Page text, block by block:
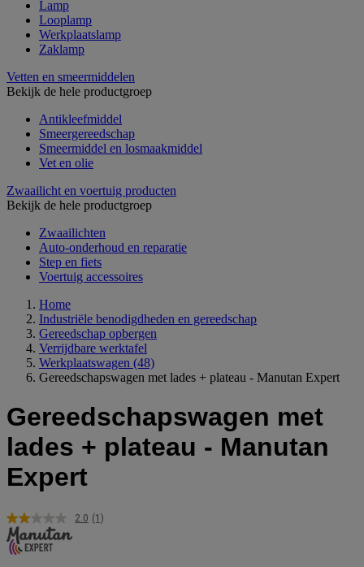
Lamp
Looplamp
Werkplaatslamp
Zaklamp
Vetten en smeermiddelen
Bekijk de hele productgroep
Antikleefmiddel
Smeergereedschap
Smeermiddel en losmaakmiddel
Vet en olie
Zwaailicht en voertuig producten
Bekijk de hele productgroep
Zwaailichten
Auto-onderhoud en reparatie
Step en fiets
Voertuig accessoires
Home
Industriële benodigdheden en gereedschap
Gereedschap opbergen
Verrijdbare werktafel
Werkplaatswagen (48)
Gereedschapswagen met lades + plateau - Manutan Expert
Gereedschapswagen met
lades + plateau - Manutan
Expert
2.0 Lees
(1)